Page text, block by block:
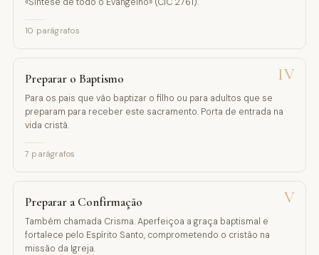
10 parágrafos
IV
Preparar o Baptismo
Para os pais que vão baptizar o filho ou para adultos que se
preparam para receber este sacramento. Porta de entrada na
vida cristã.
7 parágrafos
V
Preparar a Confirmação
Também chamada Crisma. Aperfeiçoa a graça baptismal e
fortalece pelo Espírito Santo, comprometendo o cristão na
missão da Igreja.